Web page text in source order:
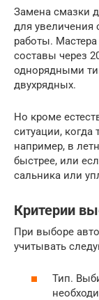
Замена смазки
для увеличения
работы.
составы через
однорядными
двухрядных.
Но кроме
ситуации, когда
например, в
быстрее, или
сальника или
Критерии
При выборе
учитывать
Тип.